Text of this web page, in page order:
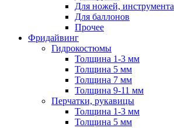
Для ножей, инструмента
Для баллонов
Прочее
Фридайвинг
Гидрокостюмы
Толщина 1-3 мм
Толщина 5 мм
Толщина 7 мм
Толщина 9-11 мм
Перчатки, рукавицы
Толщина 1-3 мм
Толщина 5 мм